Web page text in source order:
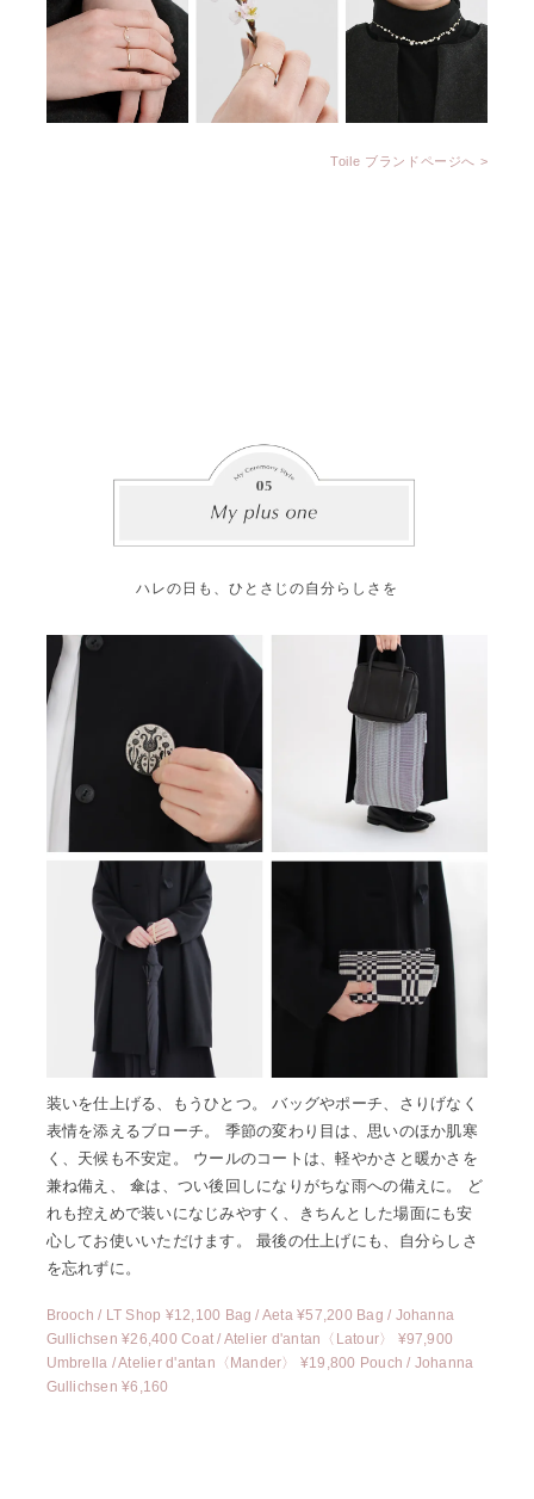
Toile ブランドページへ >
ハレの日も、ひとさじの自分らしさを
装いを仕上げる、もうひとつ。 バッグやポーチ、さりげなく
表情を添えるブローチ。 季節の変わり目は、思いのほか肌寒
く、天候も不安定。 ウールのコートは、軽やかさと暖かさを
兼ね備え、 傘は、つい後回しになりがちな雨への備えに。 ど
れも控えめで装いになじみやすく、きちんとした場面にも安
心してお使いいただけます。 最後の仕上げにも、自分らしさ
を忘れずに。
Brooch / LT Shop ¥12,100 Bag / Aeta ¥57,200 Bag / Johanna
Gullichsen ¥26,400Coat / Atelier d'antan〈Latour〉 ¥97,900
Umbrella / Atelier d'antan〈Mander〉 ¥19,800 Pouch / Johanna
Gullichsen ¥6,160